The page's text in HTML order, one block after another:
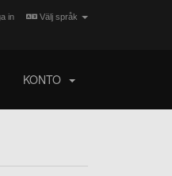
Välj språk
in
KONTO